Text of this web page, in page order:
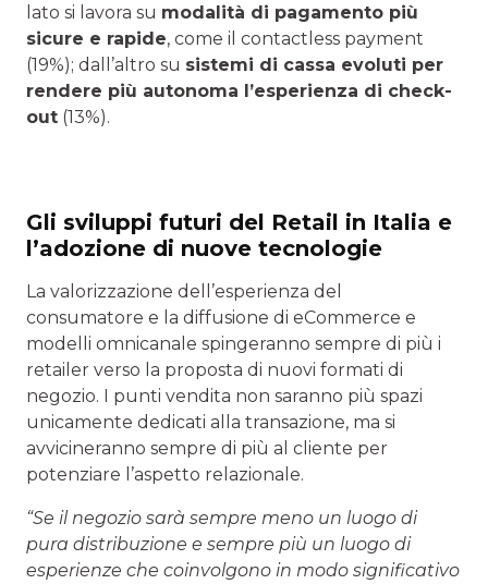
lato si lavora su modalità di pagamento più
sicure e rapide, come il contactless payment
(19%); dall’altro su sistemi di cassa evoluti per
rendere più autonoma l’esperienza di check-
out (13%).
Gli sviluppi futuri del Retail in Italia e
l’adozione di nuove tecnologie
La valorizzazione dell’esperienza del
consumatore e la diffusione di eCommerce e
modelli omnicanale spingeranno sempre di più i
retailer verso la proposta di nuovi formati di
negozio. I punti vendita non saranno più spazi
unicamente dedicati alla transazione, ma si
avvicineranno sempre di più al cliente per
potenziare l’aspetto relazionale.
“Se il negozio sarà sempre meno un luogo di
pura distribuzione e sempre più un luogo di
esperienze che coinvolgono in modo significativo